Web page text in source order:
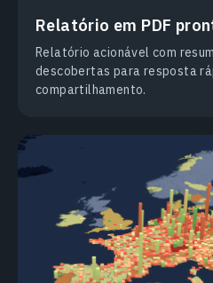
Relatório em PDF
Relatório acionável com
descobertas para resposta
compartilhamento.